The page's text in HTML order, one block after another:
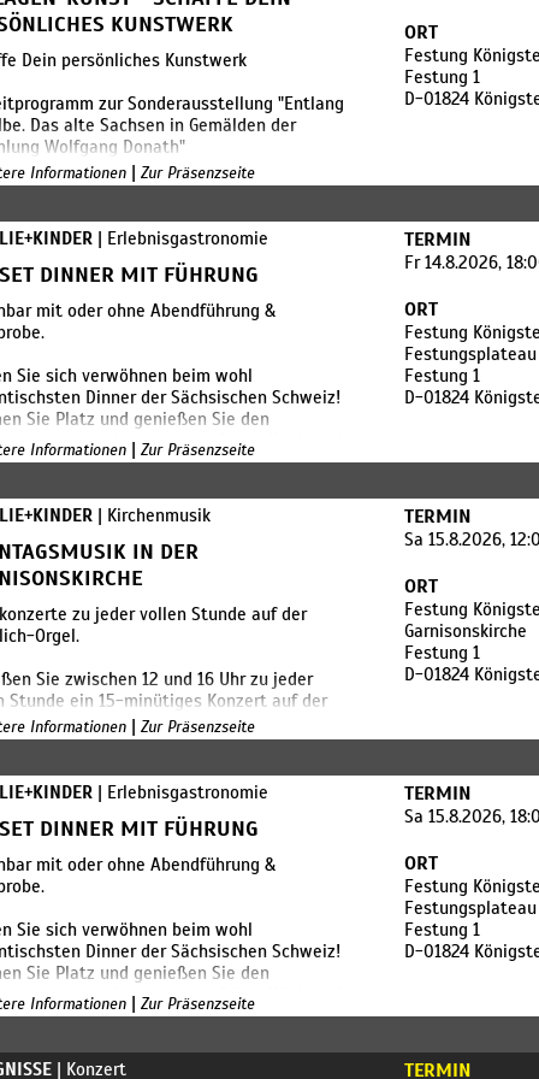
Eure eigenen Taschenlampen mit!
ca. 100 Minuten
am Kassengebäude
12 € für Erwachsene (ab 17 Jahre),
Kind (7 bis 16 Jahre), Kinder bis 6 Jahre frei
Teilnehmerzahl: 30
10 Personen - bei Nicht-
dieser Anzahl wird die Führung 1 Tag vor
KUNSTWERK
Dein persönliches Kunstwerk
zur Sonderausstellung "Entlang
Das alte Sachsen in Gemälden der
Wolfgang Donath"
im Rahmen des Ferienspaß
ORT
Festung
Festung 1
D-01824
Informationen | Zur Präsenzseite
| Erlebnisgastronomie
DINNER MIT FÜHRUNG
mit oder ohne Abendführung &
Sie sich verwöhnen beim wohl
Dinner der Sächsischen Schweiz!
Sie Platz und genießen Sie den
- hoch oben auf dem Königstein
Liebsten Eine Veranstaltung der
TERMIN
Fr 14.8.2026,
ORT
Festung
Festung 1
D-01824
Informationen | Zur Präsenzseite
| Kirchenmusik
IN DER
zu jeder vollen Stunde auf der
Orgel.
Sie zwischen 12 und 16 Uhr zu jeder
Stunde ein 15-minütiges Konzert auf der
Orgel der Garnisonskirche.
Felix Friedrich, Altenburg
KMD Andreas Cavelius, Hamm/Sieg
Harald Blaschke, Berlin
KMD Prof. Matthias Dreißig, Erfurt
Eckhard Pätzold, Königstein
Mariä Himmelfahrt) Lukas Klöppel,
Mehlis
Felix Friedrich, Altenburg
Bienert, Wien (Österreich)
Angebot ist im regulären Festungseintritt
jedoch um eine wohlwollende Spende
Kirchenmusik.
TERMIN
Sa 15.8.2026,
ORT
Festung
Garnisonskirche
Festung 1
D-01824
Informationen | Zur Präsenzseite
| Erlebnisgastronomie
DINNER MIT FÜHRUNG
mit oder ohne Abendführung &
Sie sich verwöhnen beim wohl
Dinner der Sächsischen Schweiz!
Sie Platz und genießen Sie den
- hoch oben auf dem Königstein
Liebsten Eine Veranstaltung der
TERMIN
Sa 15.8.2026,
ORT
Festung
Festung 1
D-01824
Informationen | Zur Präsenzseite
| Konzert TERMIN